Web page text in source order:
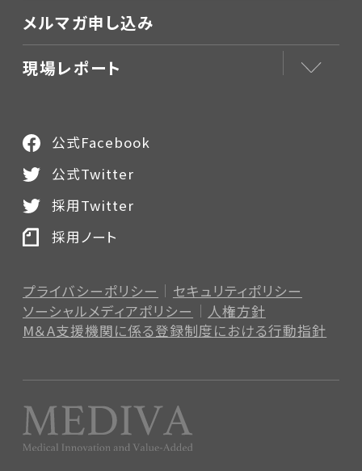
メルマガ申し込み
現場レポート
プライバシーポリシー
セキュリティポリシー
ソーシャルメディアポリシー
人権方針
M＆A支援機関に係る登録制度における行動指針
公式Facebook
公式Twitter
採用Twitter
採用ノート